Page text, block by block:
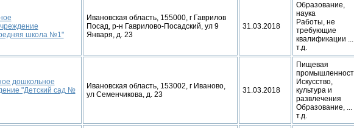
школа №1"
Ивановская область, 155000, г Гаврилов
Посад, р-н Гаврилово-Посадский, ул 9
Января, д. 23
31.03.2018
Образование,
наука
Работы, не
требующие
квалификации
т.д.
дошкольное
"Детский сад №
Ивановская область, 153002, г Иваново,
ул Семенчикова, д. 23
31.03.2018
Пищевая
Искусство,
культура и
развлечения
Образование, ...
т.д.